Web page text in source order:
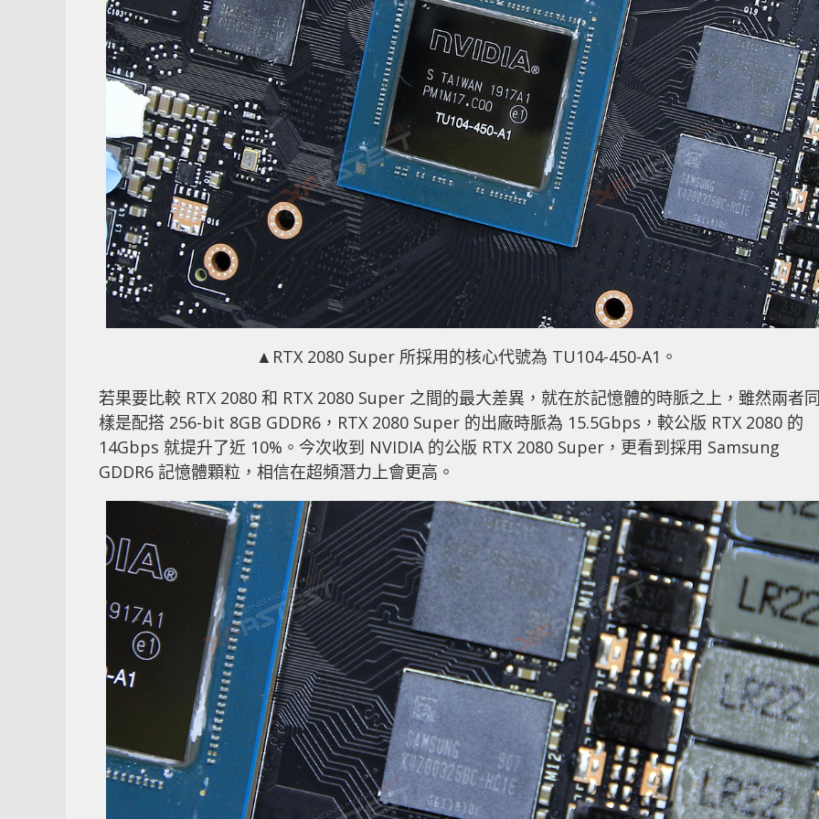
▲RTX 2080 Super 所採用的核心代號為 TU104-450-A1。
若果要比較 RTX 2080 和 RTX 2080 Super 之間的最大差異，就在於記憶體的時脈之上，雖然兩者
樣是配搭 256-bit 8GB GDDR6，RTX 2080 Super 的出廠時脈為 15.5Gbps，較公版 RTX 2080 的
14Gbps 就提升了近 10%。今次收到 NVIDIA 的公版 RTX 2080 Super，更看到採用 Samsung
GDDR6 記憶體顆粒，相信在超頻潛力上會更高。